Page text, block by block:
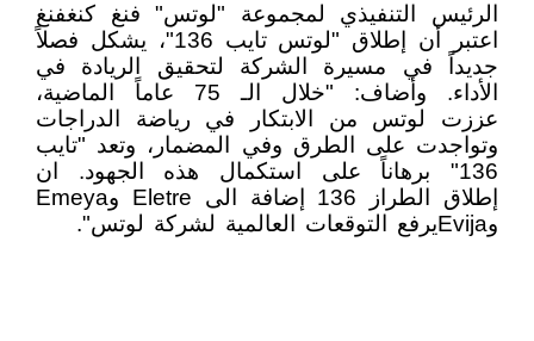
الرئيس التنفيذي لمجموعة "لوتس" فنغ كنغفنغ
اعتبر أن إطلاق "لوتس تايب 136"، يشكل فصلاً
جديداً في مسيرة الشركة لتحقيق الريادة في
الأداء. وأضاف: "خلال الـ 75 عاماً الماضية،
عززت لوتس من الابتكار في رياضة الدراجات
وتواجدت على الطرق وفي المضمار، وتعد "تايب
136" برهاناً على استكمال هذه الجهود. ان
إطلاق الطراز 136 إضافة الى
Eletre وEmeya
وEvijaيرفع التوقعات العالمية لشركة لوتس".